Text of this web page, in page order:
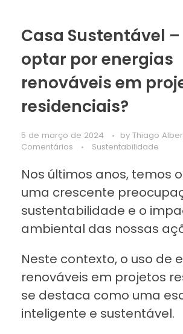
Casa Sustentável –
optar por energias
renováveis em
residenciais?
5 de março de 2024 by Thiago
Comentários
Sustentabilidade
Nos últimos anos, temos
uma crescente
sustentabilidade e o
ambiental das nossas
Neste contexto, o uso de
renováveis em projetos
se destaca como uma
inteligente e sustentável.